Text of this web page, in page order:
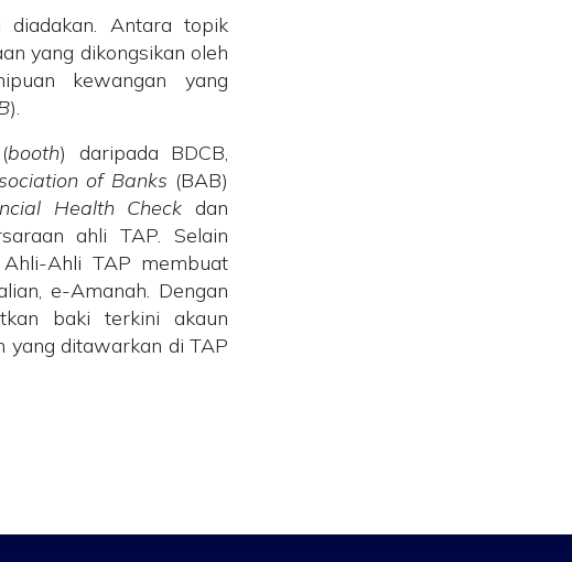
Antara topik
yang dikongsikan oleh
kewangan yang
).
booth) daripada BDCB,
of Banks (BAB)
Health Check dan
ahli TAP. Selain
Ahli TAP membuat
e-Amanah. Dengan
baki terkini akaun
yang ditawarkan di TAP